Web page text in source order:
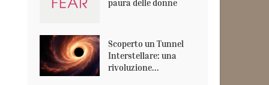
paura delle donne
Scoperto un Tunnel
Interstellare: una
rivoluzione...